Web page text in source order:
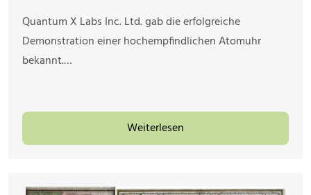
Quantum X Labs Inc. Ltd. gab die erfolgreiche
Demonstration einer hochempfindlichen Atomuhr
bekannt.…
Weiterlesen